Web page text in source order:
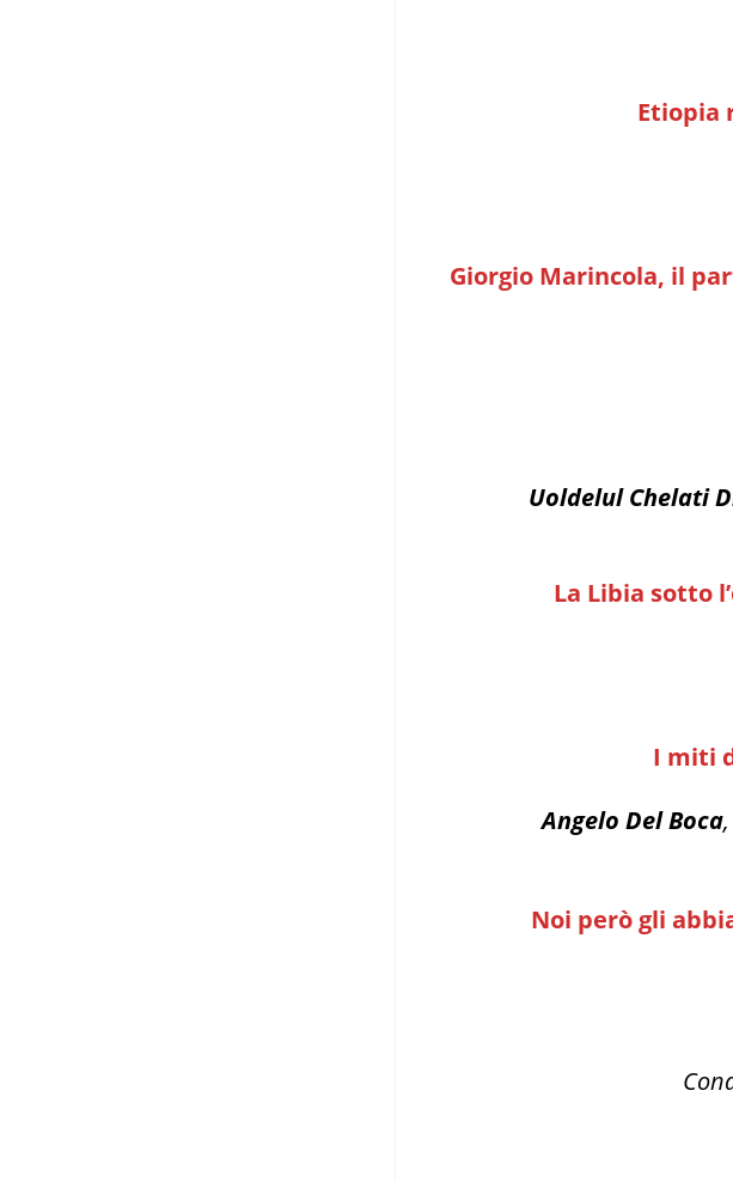
Etiopia
Giorgio Marincola, il
Uoldelul Chelati
La Libia sotto
I miti
Angelo Del Boca
Noi però gli